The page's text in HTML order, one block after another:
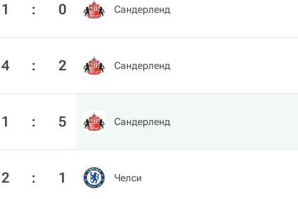
1 : 0 Сандерленд
4 : 2 Сандерленд
1 : 5 Сандерленд
2 : 1 Челси